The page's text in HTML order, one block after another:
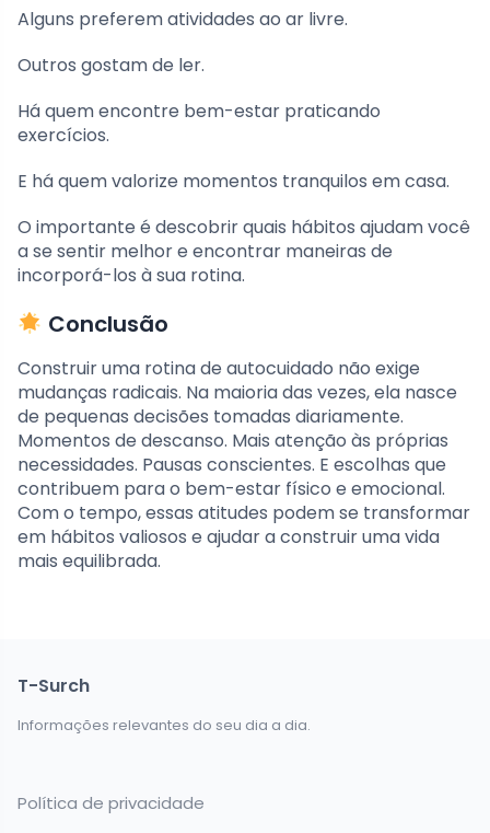
Alguns preferem atividades ao ar livre.
Outros gostam de ler.
Há quem encontre bem-estar praticando
exercícios.
E há quem valorize momentos tranquilos em casa.
O importante é descobrir quais hábitos ajudam você
a se sentir melhor e encontrar maneiras de
incorporá-los à sua rotina.
Conclusão
Construir uma rotina de autocuidado não exige
mudanças radicais. Na maioria das vezes, ela nasce
de pequenas decisões tomadas diariamente.
Momentos de descanso. Mais atenção às próprias
necessidades. Pausas conscientes. E escolhas que
contribuem para o bem-estar físico e emocional.
Com o tempo, essas atitudes podem se transformar
em hábitos valiosos e ajudar a construir uma vida
mais equilibrada.
T-Surch
Informações relevantes do seu dia a dia.
Política de privacidade